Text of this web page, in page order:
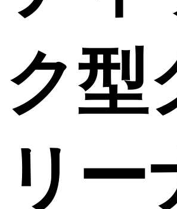
ク型
リー